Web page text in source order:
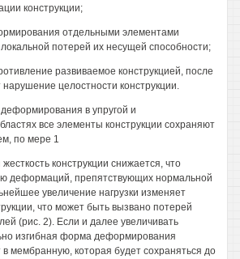
конструкции;
отдельными элементами
локальной потерей их несущей способности;
развиваемое конструкцией, после
нарушение целостности конструкции.
в упругой и
все элементы конструкции сохраняют
по мере 1
конструкции снижается, что
деформаций, препятствующих нормальной
увеличение нагрузки изменяет
что может быть вызвано потерей
(рис. 2). Если и далее увеличивать
изгибная форма деформирования
мембранную, которая будет сохраняться до